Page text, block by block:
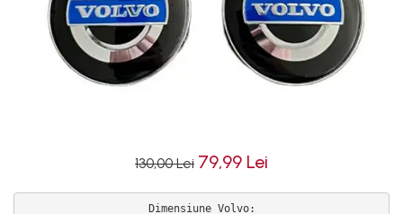
130,00 Lei 79,99 Lei
Dimensiune Volvo: